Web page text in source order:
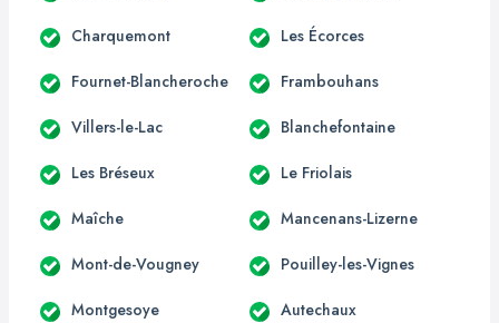
Charquemont Les Écorces
Fournet-Blancheroche Frambouhans
Villers-le-Lac Blanchefontaine
Les Bréseux Le Friolais
Maîche Mancenans-Lizerne
Mont-de-Vougney Pouilley-les-Vignes
Montgesoye Autechaux